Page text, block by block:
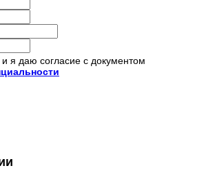
я даю согласие с документом